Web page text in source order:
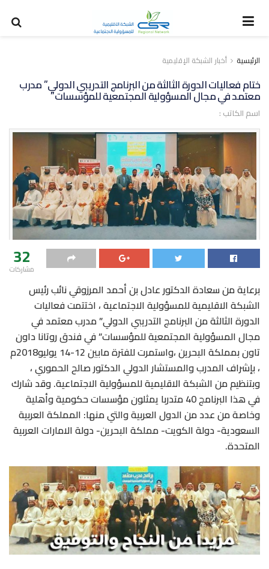
الرئيسية أخبار الشبكة الإقليمية
ختام فعاليات الدورة الثالثة من البرنامج التدريبي الدولي” مدرب
معتمد في مجال المسؤولية المجتمعية للمؤسسات”
اسم الكاتب :
32
مشاركات
برعاية من سعادة الدكتور عادل بن أحمد المرزوقي نائب رئيس
الشبكة الاقليمية للمسؤولية الاجتماعية ، اختتمت فعاليات
الدورة الثالثة من البرنامج التدريبي الدولي” مدرب معتمد في
مجال المسؤولية المجتمعية للمؤسسات” في فندق روتانا داون
تاون بمملكة البحرين ،واستمرت للفترة مابين 12-14 يوليو2018م
، بإشراف المدرب والمستشار الدولي الدكتور صالح الحموري ،
وبتنظيم من الشبكة الاقليمية للمسؤولية الاجتماعية. وقد شارك
في هذا البرنامج 40 متدربا يمثلون مؤسسات حكومية وأهلية
وخاصة من عدد من الدول العربية والتي منها: المملكة العربية
السعودية- دولة الكويت- مملكة البحرين- دولة الامارات العربية
المتحدة.